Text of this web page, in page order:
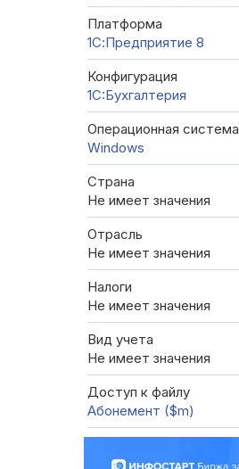
Платформа
1С:Предприятие 8
Конфигурация
1C:Бухгалтерия
Операционная система
Windows
Страна
Не имеет значения
Отрасль
Не имеет значения
Налоги
Не имеет значения
Вид учета
Не имеет значения
Доступ к файлу
Абонемент ($m)